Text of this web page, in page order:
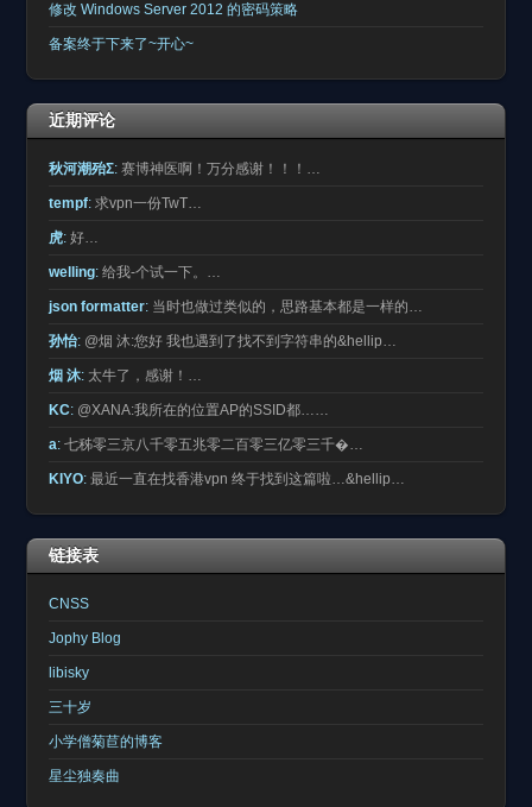
修改 Windows Server 2012 的密码策略
备案终于下来了~开心~
近期评论
秋河潮殆Σ: 赛博神医啊！万分感谢！！！…
tempf: 求vpn一份TwT…
虎: 好…
welling: 给我-个试一下。…
json formatter: 当时也做过类似的，思路基本都是一样的…
孙怡: @烟 沐:您好 我也遇到了找不到字符串的&hellip…
烟 沐: 太牛了，感谢！…
KC: @XANA:我所在的位置AP的SSID都……
a: 七秭零三京八千零五兆零二百零三亿零三千�…
KIYO: 最近一直在找香港vpn 终于找到这篇啦…&hellip…
链接表
CNSS
Jophy Blog
libisky
三十岁
小学僧菊苣的博客
星尘独奏曲